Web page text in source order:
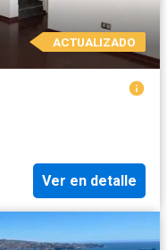
ACTUALIZADO
Ver en detalle